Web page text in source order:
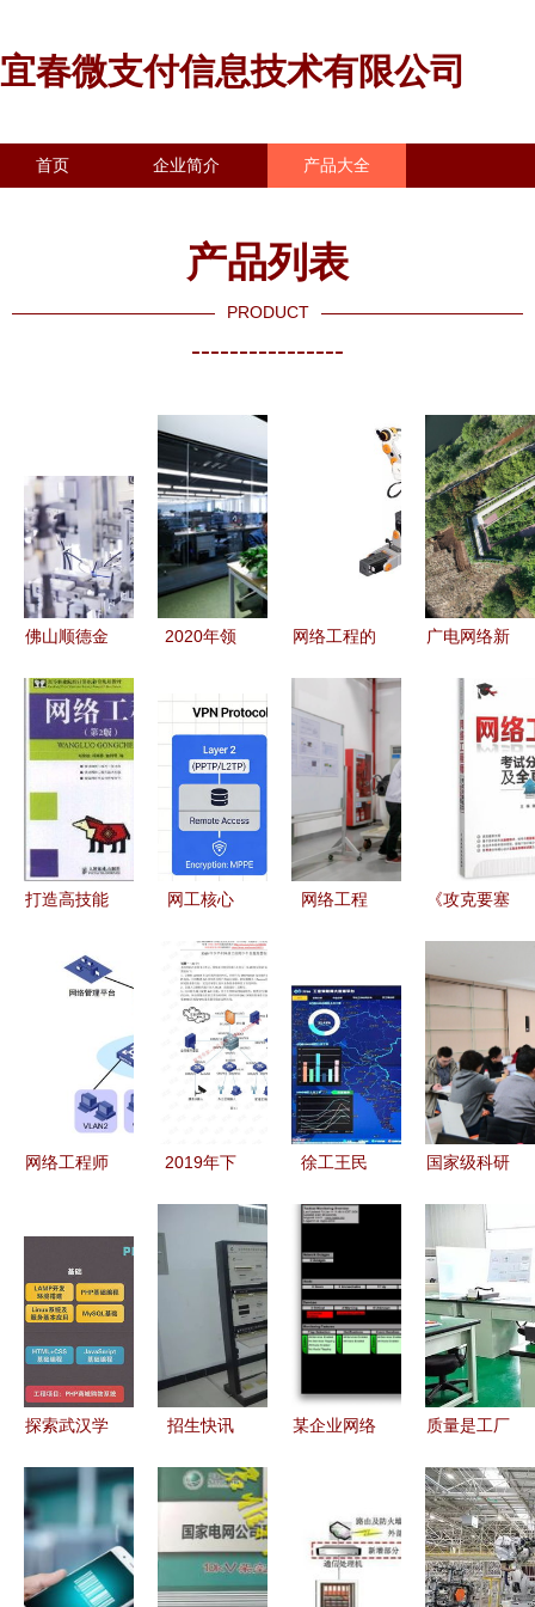
宜春微支付信息技术有限公司
首页 企业简介 产品大全
产品列表
PRODUCT
----------------
佛山顺德金
评检验报告
方案 网络
工程助力工
厂顺利开工
开业
2020年领
工艺工程师
薪酬解读
行业水平、
影响因素与
求职建议
网络工程的
现代数字世
界的桥梁
广电网络新
三千年的炉
火--铜陵智
慧文保实践
纪实
打造高技能
高等职业院
育规划教材
中的网络工
程实践
网工核心
墙、IDS、
IPS全解
析，构建纵
深防御体系
网络工程
众如何为智
能网联车保
障网络质
量？
《攻克要塞
考试分类练
习及全真模
拟》——图
书深度评析
与备考价值
探讨
网络工程师
VLAN，突
破了传统
VLAN的局
限
2019年下
程师下午真
题解析
徐工王民
透视徐工集
团的逆势增
国家级科研
克服技术难
关，综合绩
效评价成效
显著——网
络工程领域
取得突破进
探索武汉学
的前沿路径
招生快讯
程学院，点
击精彩人生
某企业网络
质量是工厂
何抓质量的
地位却最尴
尬？